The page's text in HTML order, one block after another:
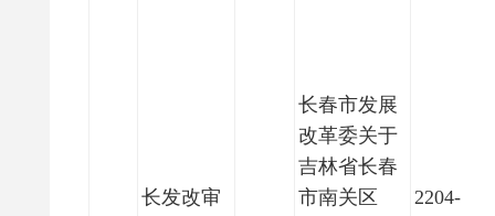
长发改审
长春市发展
改革委关于
吉林省长春
市南关区
2204-